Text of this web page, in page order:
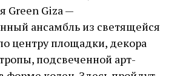
Green Giza —
ансамбль из светящейся
центру площадки, декора
подсвеченной арт-